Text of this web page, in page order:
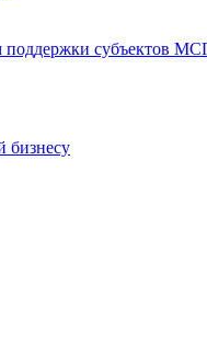
поддержки субъектов
бизнесу